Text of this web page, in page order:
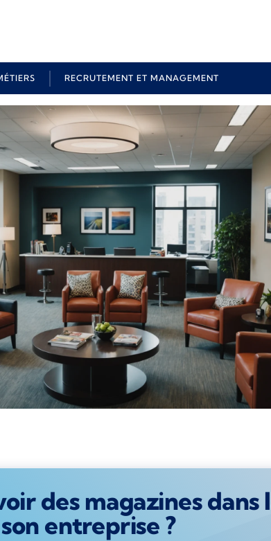
RECRUTEMENT ET MANAGEMENT
des magazines dans
entreprise ?